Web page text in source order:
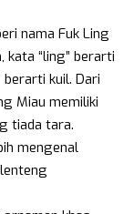
nama Fuk Ling
kata “ling” berarti
berarti kuil. Dari
Miau memiliki
tiada tara.
mengenal